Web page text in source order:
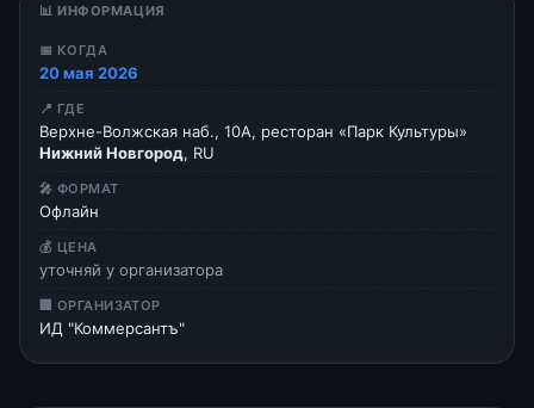
📊 ИНФОРМАЦИЯ
📅 КОГДА
20 мая 2026
📍 ГДЕ
Верхне-Волжская наб., 10А, ресторан «Парк Культуры»
Нижний Новгород, RU
🎤 ФОРМАТ
Офлайн
💰 ЦЕНА
уточняй у организатора
🏢 ОРГАНИЗАТОР
ИД "Коммерсантъ"